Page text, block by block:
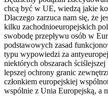
chcą być w UE, wiedzą jakie
Dlaczego zarzuca nam się, że
kilku zachodnioeuropejskich
swobodę przepływu osób w
podstawowych zasad
typu wypowiedzi za
niektórych obszarach
lepszej ochrony granic
członkiem europejskiej
wspólnie z Unia Europejską, a